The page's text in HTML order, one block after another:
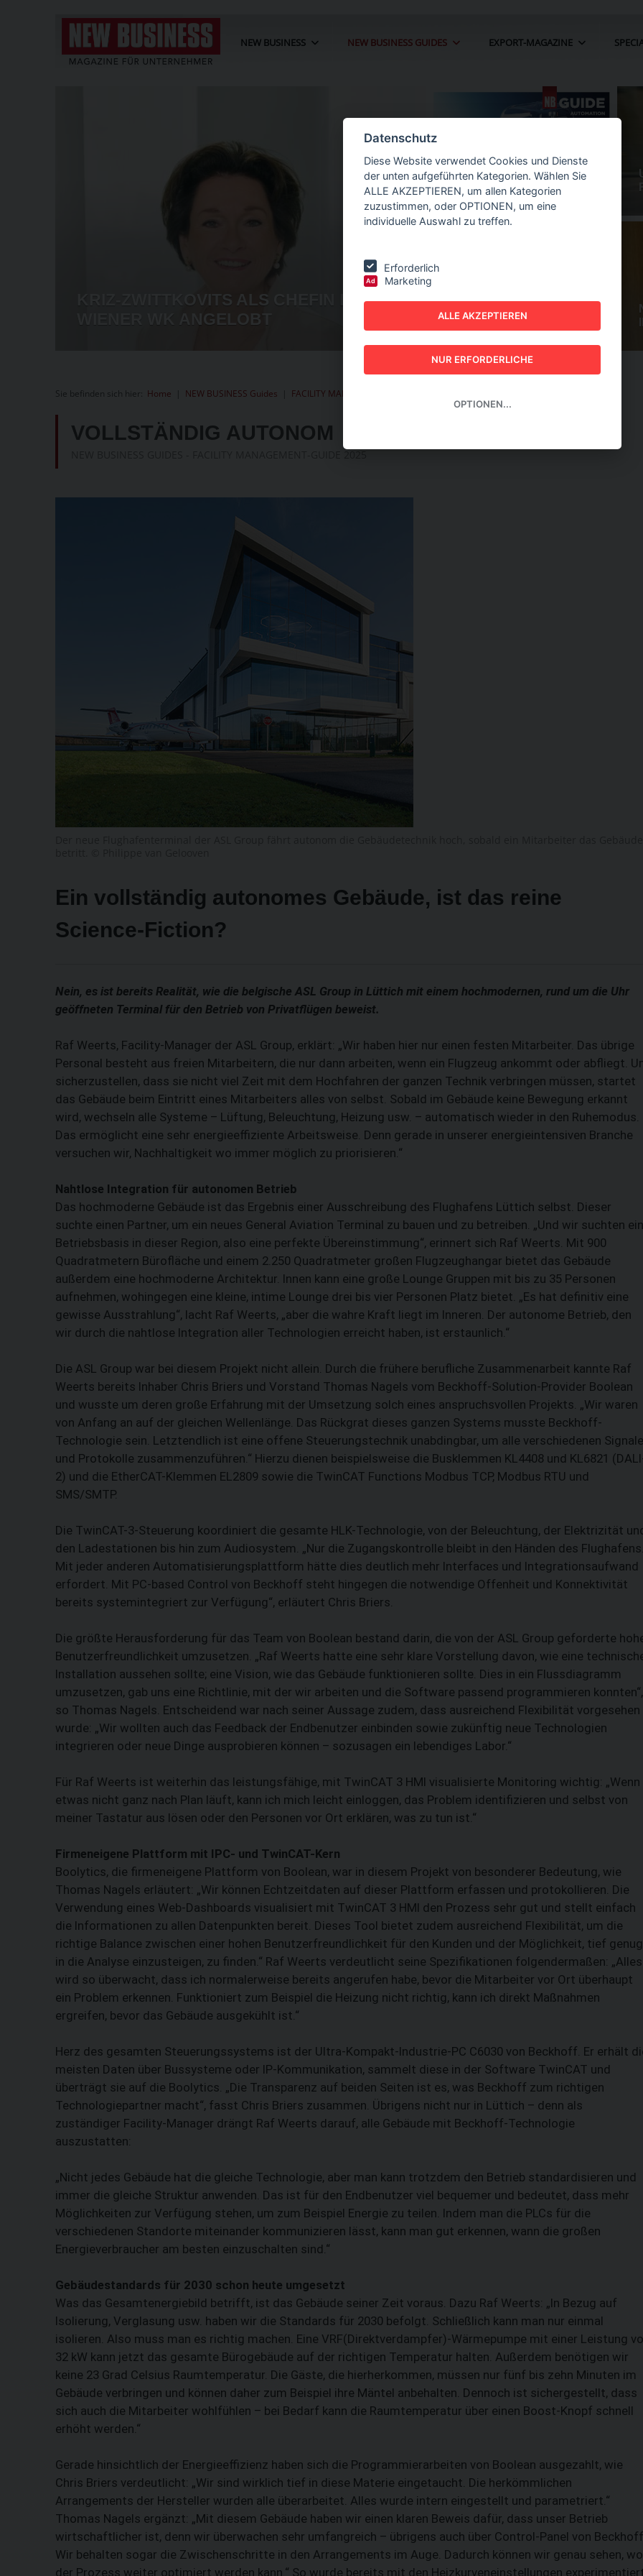
NEW BUSINESS NEW BUSINESS GUIDES EXPORT-MAGAZINE
KRIZ-ZWITTKOVITS ALS CHEFIN DER
WIENER WK ANGELOBT
GUIDES - AUTOMATION
GUIDE 2026
Sie befinden sich hier: Home NEW BUSINESS Guides FACILITY MANAGEMENT-GUIDE 2025
VOLLSTÄNDIG AUTONOM
Ein vollständig autonomes Gebäude, ist das reine
Science-Fiction?
Nein, es ist bereits Realität, wie die belgische ASL Group in Lüttich mit einem hochmodernen, rund um die Uhr
geöffneten Terminal für den Betrieb von Privatflügen beweist.
Raf Weerts, Facility-Manager der ASL Group, erklärt: „Wir haben hier nur einen festen Mitarbeiter. Das übrige
Personal besteht aus freien Mitarbeitern, die nur dann arbeiten, wenn ein Flugzeug ankommt oder abfliegt.
sicherzustellen, dass sie nicht viel Zeit mit dem Hochfahren der ganzen Technik verbringen müssen, startet
das Gebäude beim Eintritt eines Mitarbeiters alles von selbst. Sobald im Gebäude keine Bewegung erkannt
wird, wechseln alle Systeme – Lüftung, Beleuchtung, Heizung usw. – automatisch wieder in den Ruhemodus.
Das ermöglicht eine sehr energieeffiziente Arbeitsweise. Denn ­gerade in unserer energieintensiven Branche
versuchen wir, Nachhaltigkeit wo immer möglich zu priorisieren.“
Nahtlose Integration für autonomen Betrieb
Das hochmoderne Gebäude ist das Ergebnis einer Ausschreibung des Flughafens Lüttich selbst. Dieser
suchte einen Partner, um ein neues General Aviation Terminal zu bauen und zu betreiben. „Und wir suchten
Betriebsbasis in dieser Region, also eine ­perfekte Übereinstimmung“, erinnert sich Raf Weerts. Mit 900
Quadratmetern Bürofläche und einem 2.250 Quadratmeter großen Flugzeughangar bietet das Gebäude
außerdem eine hochmoderne Architektur. Innen kann eine große Lounge Gruppen mit bis zu 35 Personen
aufnehmen, wohingegen eine kleine, intime Lounge drei bis vier Personen Platz bietet. „Es hat definitiv eine
gewisse Ausstrahlung“, lacht Raf Weerts, „aber die wahre Kraft liegt im Inneren. Der autonome Betrieb, den
wir durch die nahtlose Integration aller Tech­nologien erreicht haben, ist erstaunlich.“
Die ASL Group war bei diesem Projekt nicht allein. Durch die frühere berufliche Zusammenarbeit kannte Raf
Weerts bereits Inhaber Chris Briers und Vorstand Thomas Nagels vom Beckhoff-Solution-Provider Boolean
und wusste um deren große Erfahrung mit der Umsetzung solch eines anspruchsvollen Projekts. „Wir waren
von Anfang an auf der gleichen Wellenlänge. Das Rückgrat dieses ganzen Systems musste Beckhoff-
Technologie sein. Letztendlich ist eine offene Steuerungstechnik unabdingbar, um alle verschiedenen Signale
und Protokolle zusammenzuführen.“ Hierzu dienen beispielsweise die Busklemmen KL4408 und KL6821
2) und die EtherCAT-Klemmen EL2809 sowie die TwinCAT Functions Modbus TCP, Modbus RTU und
SMS/SMTP.
Die TwinCAT-3-Steuerung koordiniert die gesamte HLK-Technologie, von der Beleuchtung, der Elektrizität
den Ladestationen bis hin zum Audiosystem. „Nur die Zugangskon­trolle bleibt in den Händen des
Mit jeder anderen Automatisierungsplattform hätte dies deutlich mehr Interfaces und Integrationsaufwand
erfordert. Mit PC-based Control von Beckhoff steht hingegen die notwendige Offenheit und Konnektivität
bereits systemintegriert zur Verfügung“, erläutert Chris Briers.
Die größte Herausforderung für das Team von Boolean bestand darin, die von der ASL Group geforderte
Benutzerfreundlichkeit ­umzusetzen. „Raf Weerts hatte eine sehr klare Vorstellung davon, wie eine
Installation aussehen sollte; eine Vision, wie das Gebäude funktionieren sollte. Dies in ein Flussdiagramm
umzusetzen, gab uns eine Richtlinie, mit der wir arbeiten und die Software passend programmieren konnten“,
so Thomas Nagels. Entscheidend war nach seiner Aussage zudem, dass ausreichend Flexibilität vorgesehen
wurde: „Wir wollten auch das Feedback der Endbenutzer einbinden sowie zukünftig neue Technolo­gien
integrieren oder neue Dinge ausprobieren können – sozusagen ein lebendiges Labor.“
Für Raf Weerts ist weiterhin das leistungsfähige, mit TwinCAT 3 HMI visualisierte Monitoring wichtig: „Wenn
etwas nicht ganz nach Plan läuft, kann ich mich leicht einloggen, das ­Pro­blem identifizieren und selbst von
meiner Tastatur aus lösen oder den Personen vor Ort erklären, was zu tun ist.“
Firmeneigene Plattform mit IPC- und TwinCAT-Kern
Boolytics, die firmeneigene Plattform von ­Boolean, war in diesem Projekt von besonderer Bedeutung, wie
Thomas Nagels erläutert: „Wir können Echtzeitdaten auf dieser Plattform erfassen und protokollieren. Die
Verwendung eines Web-Dashboards visualisiert mit TwinCAT 3 HMI den Prozess sehr gut und stellt einfach
die Informationen zu allen Datenpunkten bereit. Dieses Tool bietet zudem ausreichend Flexibilität, um die
richtige Balance zwischen einer hohen Benutzerfreundlichkeit für den Kunden und der Möglichkeit, tief genug
in die Analyse einzusteigen, zu finden.“ Raf Weerts verdeutlicht seine Spezifikationen folgender­maßen: „Alles
wird so überwacht, dass ich ­normalerweise bereits angerufen habe, bevor die Mitarbeiter vor Ort überhaupt
ein Problem erkennen. Funktioniert zum Beispiel die Heizung nicht richtig, kann ich direkt Maßnahmen
ergreifen, bevor das Gebäude ausgekühlt ist.“
Herz des gesamten Steuerungssystems ist der Ultra-Kompakt-Industrie-PC C6030 von Beckhoff. Er erhält
meisten Daten über Bussysteme oder IP-Kommunikation, sammelt diese in der Software TwinCAT und
überträgt sie auf die Boolytics. „Die Transparenz auf beiden Seiten ist es, was Beckhoff zum richtigen
Technologiepartner macht“, fasst Chris Briers zusammen. Übrigens nicht nur in Lüttich – denn als
zuständiger Facility-Manager drängt Raf Weerts da­rauf, alle Gebäude mit Beckhoff-Technologie
auszustatten:
„Nicht jedes Gebäude hat die gleiche Technologie, aber man kann trotzdem den Betrieb standardisieren und
immer die gleiche Struktur anwenden. Das ist für den End­benutzer viel bequemer und bedeutet, dass mehr
Möglichkeiten zur Verfügung stehen, um zum Beispiel Energie zu teilen. Indem man die PLCs für die
verschiedenen Standorte miteinander kommunizieren lässt, kann man gut erkennen, wann die großen
Energieverbraucher am besten einzuschalten sind.“
Gebäudestandards für 2030 schon heute umgesetzt
Was das Gesamtenergiebild betrifft, ist das Gebäude seiner Zeit voraus. Dazu Raf Weerts: „In Bezug auf
Isolierung, Verglasung usw. haben wir die Standards für 2030 befolgt. Schließlich kann man nur einmal
isolieren. Also muss man es richtig machen. Eine VRF(Direktverdampfer)-Wärmepumpe mit einer Leistung
32 kW kann jetzt das gesamte Bürogebäude auf der richtigen Temperatur halten. Außerdem benötigen wir
keine 23 Grad Celsius Raumtemperatur. Die Gäste, die hierherkommen, müssen nur fünf bis zehn Minuten im
Gebäude verbringen und können daher zum Beispiel ihre Mäntel anbehalten. Dennoch ist sichergestellt, dass
sich auch die Mitarbeiter wohlfühlen – bei Bedarf kann die Raumtemperatur über einen Boost-Knopf schnell
erhöht werden.“
Gerade hinsichtlich der Energieeffizienz haben sich die Programmierarbeiten von Boolean ausgezahlt, wie
Chris Briers verdeutlicht: „Wir sind wirklich tief in diese Materie eingetaucht. Die herkömmlichen
Arrangements der Hersteller wurden alle überarbeitet. Alles wurde intern eingestellt und parametriert.“
Thomas Nagels ergänzt: „Mit diesem Gebäude haben wir einen klaren Beweis dafür, dass unser Betrieb
wirtschaftlicher ist, denn wir überwachen sehr umfangreich – übrigens auch über Control-Panel von
Wir behalten sogar die Zwischenschritte in den Arrangements im Auge. Dadurch können wir genau sehen, wo
der Prozess weiter optimiert werden kann.“ So wurde bereits mit den Heizkurveneinstellungen
Datenschutz
Diese Website verwendet Cookies und Dienste
der unten aufgeführten Kategorien. Wählen Sie
ALLE AKZEPTIEREN, um allen Kategorien
zuzustimmen, oder OPTIONEN, um eine
individuelle Auswahl zu treffen.
Erforderlich
Ad Marketing
ALLE AKZEPTIEREN
NUR ERFORDERLICHE
OPTIONEN...